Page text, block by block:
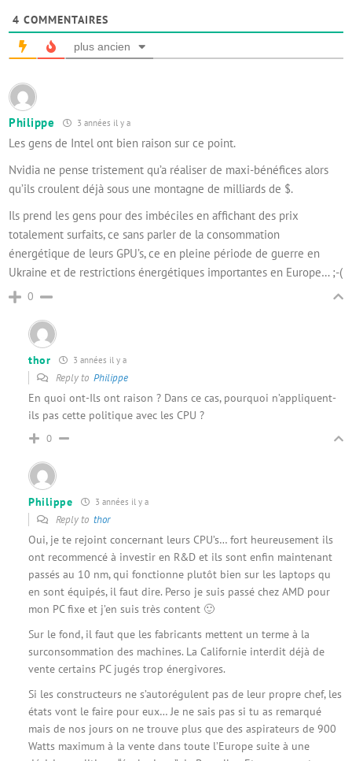
4 COMMENTAIRES
plus ancien
Philippe 3 années il y a
Les gens de Intel ont bien raison sur ce point.
Nvidia ne pense tristement qu’a réaliser de maxi-bénéfices alors
qu’ils croulent déjà sous une montagne de milliards de $.
Ils prend les gens pour des imbéciles en affichant des prix
totalement surfaits, ce sans parler de la consommation
énergétique de leurs GPU’s, ce en pleine période de guerre en
Ukraine et de restrictions énergétiques importantes en Europe… ;-(
0
thor 3 années il y a
Reply to Philippe
En quoi ont-Ils ont raison ? Dans ce cas, pourquoi n’appliquent-
ils pas cette politique avec les CPU ?
0
Philippe 3 années il y a
Reply to thor
Oui, je te rejoint concernant leurs CPU’s… fort heureusement ils
ont recommencé à investir en R&D et ils sont enfin maintenant
passés au 10 nm, qui fonctionne plutôt bien sur les laptops qu
en sont équipés, il faut dire. Perso je suis passé chez AMD pour
mon PC fixe et j’en suis très content 🙂
Sur le fond, il faut que les fabricants mettent un terme à la
surconsommation des machines. La Californie interdit déjà de
vente certains PC jugés trop énergivores.
Si les constructeurs ne s’autorégulent pas de leur propre chef, les
états vont le faire pour eux… Je ne sais pas si tu as remarqué
mais de nos jours on ne trouve plus que des aspirateurs de 900
Watts maximum à la vente dans toute l’Europe suite à une